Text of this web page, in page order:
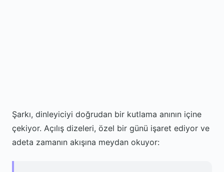
Şarkı, dinleyiciyi doğrudan bir kutlama anının içine
çekiyor. Açılış dizeleri, özel bir günü işaret ediyor ve
adeta zamanın akışına meydan okuyor: